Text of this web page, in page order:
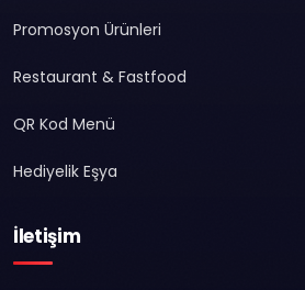
Promosyon Ürünleri
Restaurant & Fastfood
QR Kod Menü
Hediyelik Eşya
İletişim